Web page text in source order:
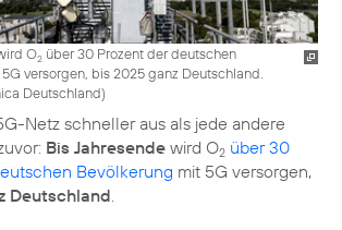
O2 über 30 Prozent der deutschen
versorgen, bis 2025 ganz Deutschland.
Deutschland)
Netz schneller aus als jede andere
Bis Jahresende wird O2 über 30
Bevölkerung mit 5G versorgen,
Deutschland